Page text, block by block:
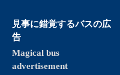
見事に錯覚するバスの広
告
Magical bus
advertisement